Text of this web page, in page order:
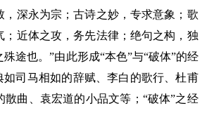
，深永为宗；古诗之妙，专求意象；歌
；近体之攻，务先法律；绝句之构，独
途也。”由此形成“本色”与“破体”的经
如司马相如的辞赋、李白的歌行、杜甫
散曲、袁宏道的小品文等；“破体”之经